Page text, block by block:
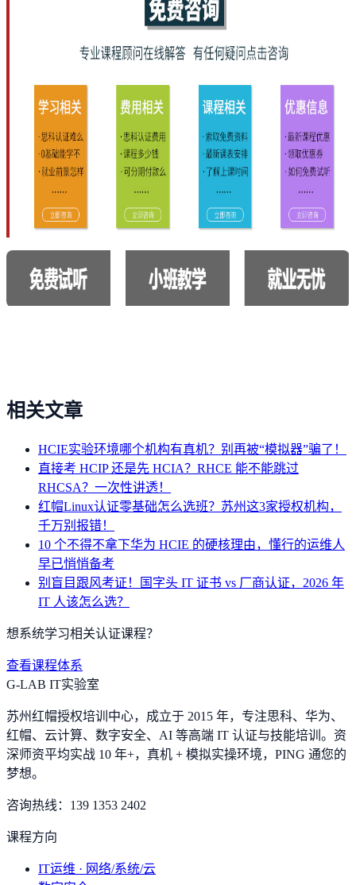
相关文章
HCIE实验环境哪个机构有真机？别再被“模拟器”骗了！
直接考 HCIP 还是先 HCIA？RHCE 能不能跳过
RHCSA？一次性讲透！
红帽Linux认证零基础怎么选班？苏州这3家授权机构，
千万别报错！
10 个不得不拿下华为 HCIE 的硬核理由，懂行的运维人
早已悄悄备考
别盲目跟风考证！国字头 IT 证书 vs 厂商认证，2026 年
IT 人该怎么选？
想系统学习相关认证课程？
查看课程体系
G-LAB IT实验室
苏州红帽授权培训中心，成立于 2015 年，专注思科、华为、
红帽、云计算、数字安全、AI 等高端 IT 认证与技能培训。资
深师资平均实战 10 年+，真机 + 模拟实操环境， PING 通您的
梦想。
咨询热线： 139 1353 2402
课程方向
IT运维 · 网络/系统/云